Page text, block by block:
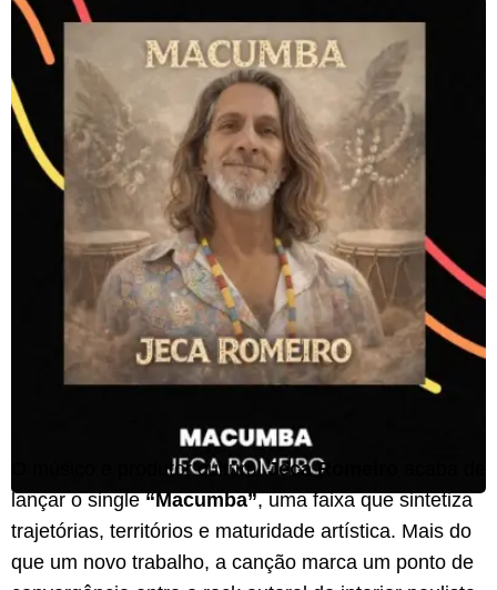
O músico e produtor culturalJeca Romeiro
lançar o single“Macumba”, uma faixa que sintetiza
trajetórias, territórios e maturidade artística. Mais do
que um novo trabalho, a canção marca um ponto de